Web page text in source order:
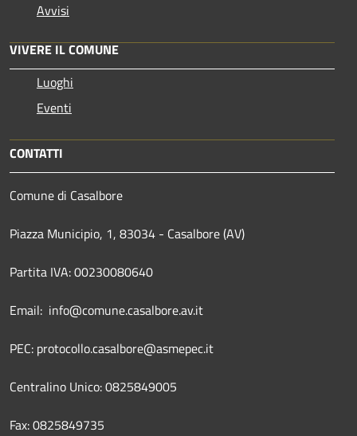
Avvisi
VIVERE IL COMUNE
Luoghi
Eventi
CONTATTI
Comune di Casalbore
Piazza Municipio, 1, 83034 - Casalbore (AV)
Partita IVA: 00230080640
Email: info@comune.casalbore.av.it
PEC: protocollo.casalbore@asmepec.it
Centralino Unico: 0825849005
Fax: 0825849735